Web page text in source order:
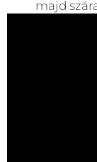
majd